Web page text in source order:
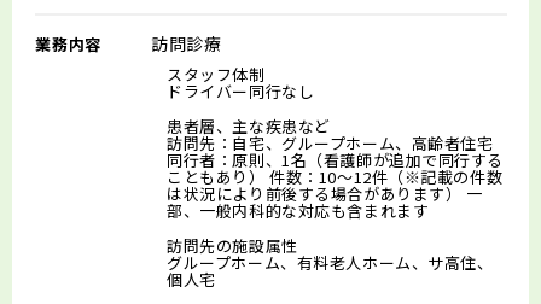
業務内容 訪問診療
スタッフ体制
ドライバー同行なし
患者層、主な疾患など
訪問先：自宅、グループホーム、高齢者住宅
同行者：原則、1名（看護師が追加で同行する
こともあり） 件数：10～12件（※記載の件数
は状況により前後する場合があります） 一
部、一般内科的な対応も含まれます
訪問先の施設属性
グループホーム、有料老人ホーム、サ高住、
個人宅